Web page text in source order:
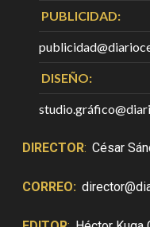
PUBLICIDAD:
DISEÑO:
DIRECTOR: César
CORREO: